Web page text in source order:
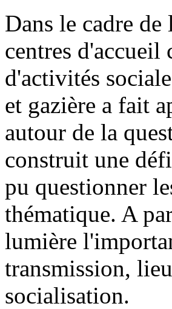
Dans le cadre
centres d'accueil
d'activités
et gazière a fait
autour de la
construit une
pu questionner
thématique. A
lumière
transmission,
socialisation.